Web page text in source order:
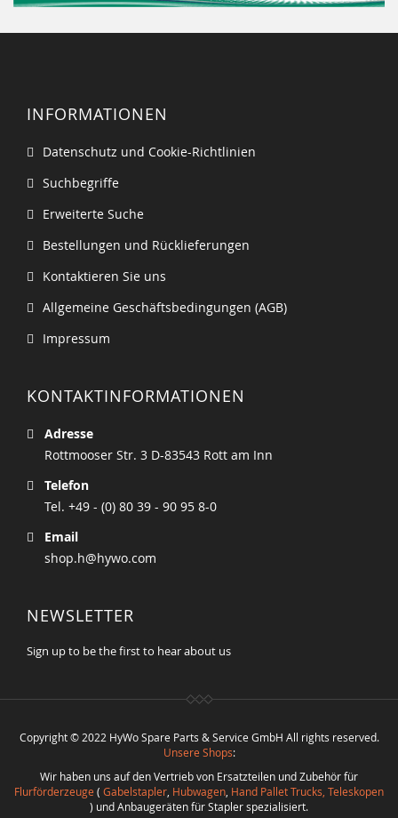
INFORMATIONEN
Datenschutz und Cookie-Richtlinien
Suchbegriffe
Erweiterte Suche
Bestellungen und Rücklieferungen
Kontaktieren Sie uns
Allgemeine Geschäftsbedingungen (AGB)
Impressum
KONTAKTINFORMATIONEN
Adresse
Rottmooser Str. 3 D-83543 Rott am Inn
Telefon
Tel. +49 - (0) 80 39 - 90 95 8-0
Email
shop.h@hywo.com
NEWSLETTER
Sign up to be the first to hear about us
Copyright © 2022 HyWo Spare Parts & Service GmbH All rights reserved.
Unsere Shops:
Wir haben uns auf den Vertrieb von Ersatzteilen und Zubehör für
Flurförderzeuge ( Gabelstapler Hubwagen Hand Pallet Trucks, Teleskopen
) und Anbaugeräten für Stapler spezialisiert.